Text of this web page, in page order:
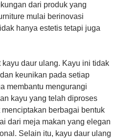
dari produk yang
mulai berinovasi
hanya estetis tetapi juga
kayu daur ulang. Kayu ini tidak
keunikan pada setiap
membantu mengurangi
kayu yang telah diproses
berbagai bentuk
dari meja makan yang elegan
Selain itu, kayu daur ulang